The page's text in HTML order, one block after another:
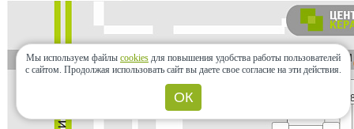
Мы используем файлы cookies для повышения удобства работы пользователей
с сайтом. Продолжая использовать сайт вы даете свое согласие на эти действия.
ОК